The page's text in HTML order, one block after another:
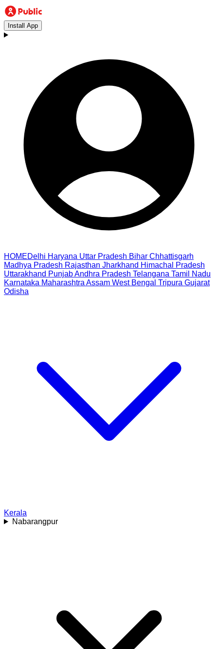
Install App
HOMEDelhi Haryana Uttar Pradesh Bihar Chhattisgarh
Madhya Pradesh Rajasthan Jharkhand Himachal Pradesh
Uttarakhand PunjabAndhra Pradesh Telangana Tamil Nadu
Karnataka Maharashtra Assam West Bengal Tripura Gujarat
Odisha
Kerala
Nabarangpur